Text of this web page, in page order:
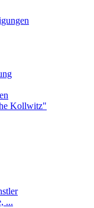
Kollwitz"
...